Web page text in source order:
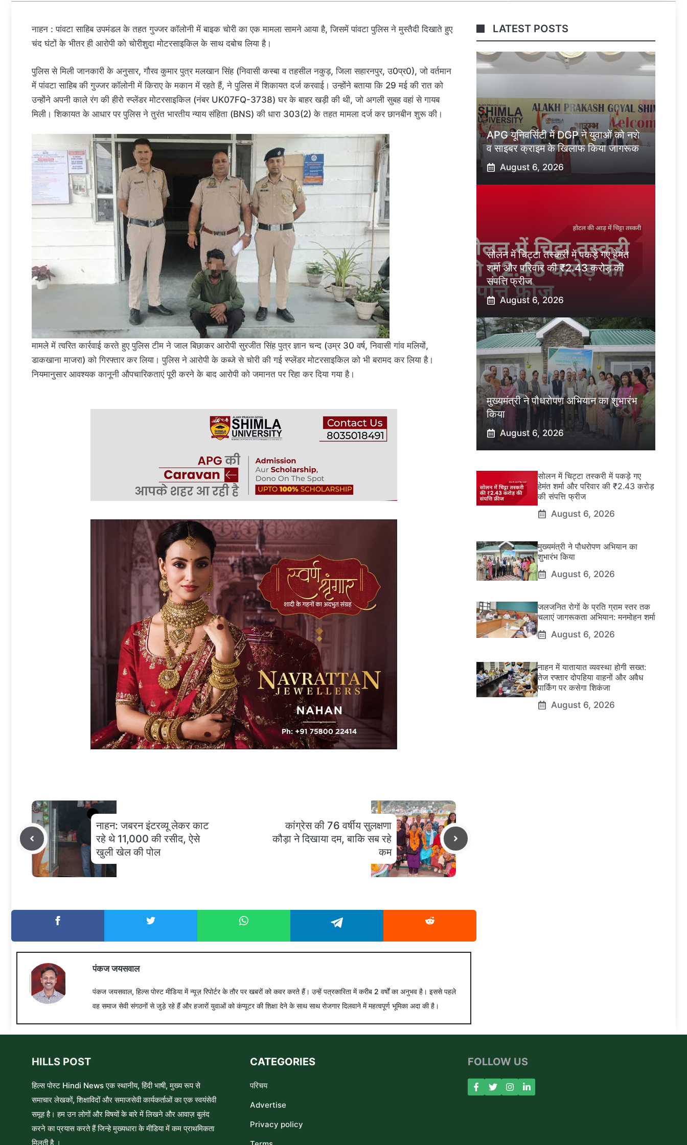
नाहन : पांवटा साहिब उपमंडल के तहत गुज्जर कॉलोनी में बाइक चोरी का एक मामला सामने आया है, जिसमें पांवटा पुलिस ने मुस्तैदी दिखाते हुए
चंद घंटों के भीतर ही आरोपी को चोरीशुदा मोटरसाइकिल के साथ दबोच लिया है।
पुलिस से मिली जानकारी के अनुसार, गौरव कुमार पुत्र मलखान सिंह (निवासी कस्बा व तहसील नकुड़, जिला सहारनपुर, उ0प्र0), जो वर्तमान
में पांवटा साहिब की गुज्जर कॉलोनी में किराए के मकान में रहते हैं, ने पुलिस में शिकायत दर्ज करवाई। उन्होंने बताया कि 29 मई की रात को
उन्होंने अपनी काले रंग की हीरो स्प्लेंडर मोटरसाइकिल (नंबर UK07FQ-3738) घर के बाहर खड़ी की थी, जो अगली सुबह वहां से गायब
मिली। शिकायत के आधार पर पुलिस ने तुरंत भारतीय न्याय संहिता (BNS) की धारा 303(2) के तहत मामला दर्ज कर छानबीन शुरू की।
मामले में त्वरित कार्रवाई करते हुए पुलिस टीम ने जाल बिछाकर आरोपी सुरजीत सिंह पुत्र ज्ञान चन्द (उम्र 30 वर्ष, निवासी गांव मलियों,
डाकखाना माजरा) को गिरफ्तार कर लिया। पुलिस ने आरोपी के कब्जे से चोरी की गई स्प्लेंडर मोटरसाइकिल को भी बरामद कर लिया है।
नियमानुसार आवश्यक कानूनी औपचारिकताएं पूरी करने के बाद आरोपी को जमानत पर रिहा कर दिया गया है।
नाहन: जबरन इंटरव्यू लेकर काट
रहे थे 11,000 की रसीद, ऐसे
खुली खेल की पोल
कांग्रेस की 76 वर्षीय सुलक्षणा
कौड़ा ने दिखाया दम, बाकि सब रहे
कम
पंकज जयसवाल
पंकज जयसवाल, हिल्स पोस्ट मीडिया में न्यूज़ रिपोर्टर के तौर पर खबरों को कवर करते हैं। उन्हें पत्रकारिता में करीब 2 वर्षों का अनुभव है। इससे पहले
वह समाज सेवी संगठनों से जुड़े रहे हैं और हजारों युवाओं को कंप्यूटर की शिक्षा देने के साथ साथ रोजगार दिलवाने में महत्वपूर्ण भूमिका अदा की है।
LATEST POSTS
APG यूनिवर्सिटी में DGP ने युवाओं को नशे
व साइबर क्राइम के खिलाफ किया जागरूक
August 6, 2026
सोलन में चिट्टा तस्करी में पकड़े गए हेमंत
शर्मा और परिवार की ₹2.43 करोड़ की
संपत्ति फ्रीज
August 6, 2026
मुख्यमंत्री ने पौधरोपण अभियान का शुभारंभ
किया
August 6, 2026
सोलन में चिट्टा तस्करी में पकड़े गए
हेमंत शर्मा और परिवार की ₹2.43 करोड़
की संपत्ति फ्रीज
August 6, 2026
मुख्यमंत्री ने पौधरोपण अभियान का
शुभारंभ किया
August 6, 2026
जलजनित रोगों के प्रति ग्राम स्तर तक
चलाएं जागरूकता अभियान: मनमोहन शर्मा
August 6, 2026
नाहन में यातायात व्यवस्था होगी सख्त:
तेज रफ्तार दोपहिया वाहनों और अवैध
पार्किंग पर कसेगा शिकंजा
August 6, 2026
HILLS POST
हिल्स पोस्ट Hindi News एक स्थानीय, हिंदी भाषी, मुख्य रूप से
समाचार लेखकों, शिक्षाविदों और समाजसेवी कार्यकर्ताओं का एक स्वयंसेवी
समूह है। हम उन लोगों और विषयों के बारे में लिखने और आवाज़ बुलंद
करने का प्रयास करते हैं जिन्हे मुख्यधारा के मीडिया में कम प्राथमिकता
मिलती है ।
CATEGORIES
परिचय
Advertise
Privacy policy
FOLLOW US